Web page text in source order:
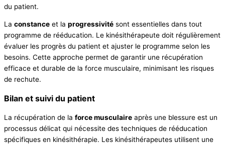
du patient.
La constance et la progressivité sont essentielles dans tout
programme de rééducation. Le kinésithérapeute doit régulièrement
évaluer les progrès du patient et ajuster le programme selon les
besoins. Cette approche permet de garantir une récupération
efficace et durable de la force musculaire, minimisant les risques
de rechute.
Bilan et suivi du patient
La récupération de la force musculaire après une blessure est un
processus délicat qui nécessite des techniques de rééducation
spécifiques en kinésithérapie. Les kinésithérapeutes utilisent une